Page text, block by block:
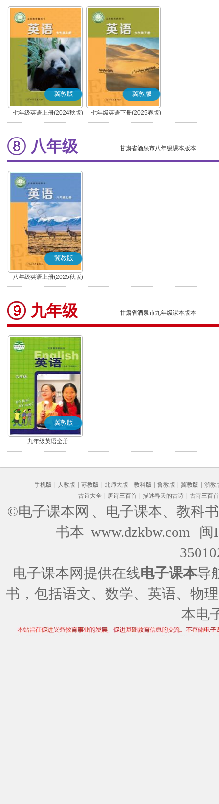
冀教版
七年级英语上册(2024秋版)
冀教版
七年级英语下册(2025春版)
八年级 甘肃省酒泉市八年级课本版本
冀教版
八年级英语上册(2025秋版)
九年级 甘肃省酒泉市九年级课本版本
冀教版
九年级英语全册
手机版 人教版 苏教版 北师大版 教科版 鲁教版 冀教版
浙教
古诗大全
唐诗三百首 描述春天的古诗 古诗三百首
©电子课本网 、电子课本、教科
书本 www.dzkbw.com
闽
电子课本网提供在线电子课本导
书，包括语文、数学、英语、物
本电